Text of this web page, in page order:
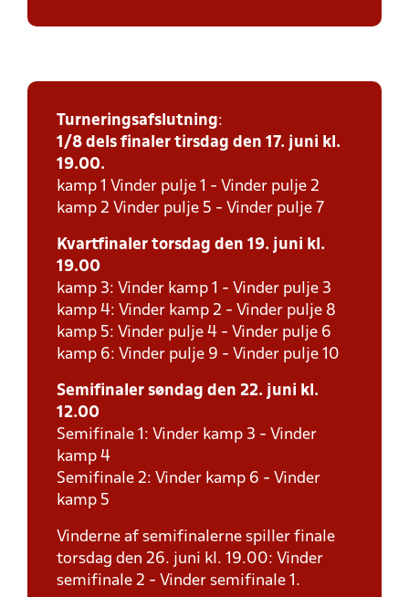
Turneringsafslutning:
1/8 dels finaler tirsdag den 17. juni kl.
19.00.
kamp 1 Vinder pulje 1 - Vinder pulje 2
kamp 2 Vinder pulje 5 - Vinder pulje 7
Kvartfinaler torsdag den 19. juni kl.
19.00
kamp 3: Vinder kamp 1 - Vinder pulje 3
kamp 4: Vinder kamp 2 - Vinder pulje 8
kamp 5: Vinder pulje 4 - Vinder pulje 6
kamp 6: Vinder pulje 9 - Vinder pulje 10
Semifinaler søndag den 22. juni kl.
12.00
Semifinale 1: Vinder kamp 3 - Vinder
kamp 4
Semifinale 2: Vinder kamp 6 - Vinder
kamp 5
Vinderne af semifinalerne spiller finale
torsdag den 26. juni kl. 19.00: Vinder
semifinale 2 - Vinder semifinale 1.